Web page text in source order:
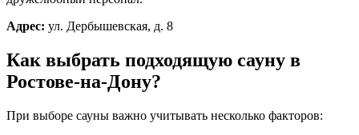
Адрес: ул. Дербышевская, д. 8
Как выбрать подходящую сауну в
Ростове-на-Дону?
При выборе сауны важно учитывать несколько факторов: